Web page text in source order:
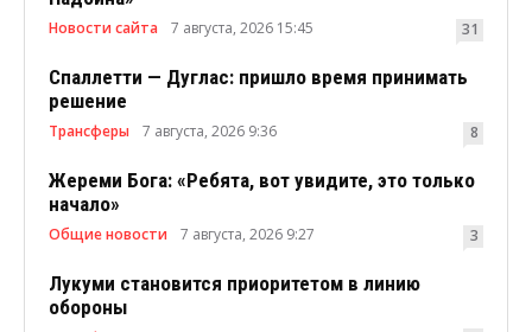
Новости сайта 7 августа, 2026 15:45 31
Спаллетти — Дуглас: пришло время принимать
решение
Трансферы 7 августа, 2026 9:36 8
Жереми Бога: «Ребята, вот увидите, это только
начало»
Общие новости 7 августа, 2026 9:27 3
Лукуми становится приоритетом в линию
обороны